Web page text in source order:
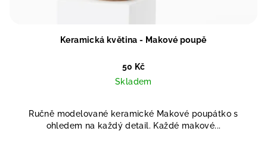
Keramická květina - Makové poupě
50 Kč
Skladem
Ručně modelované keramické Makové poupátko s
ohledem na každý detail. Každé makové...